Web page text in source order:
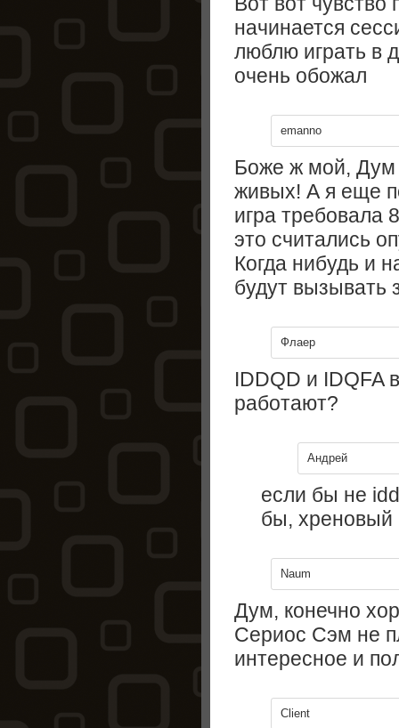
начинается
люблю играть в
очень обожал
emanno
Боже ж мой, Дум
живых! А я еще
игра требовала
это считались
Когда нибудь и
будут вызывать
Флаер
IDDQD и IDQFA
работают?
Андрей
если бы не
бы, хреновый
Naum
Дум, конечно
Сериос Сэм не
интересное и
Client